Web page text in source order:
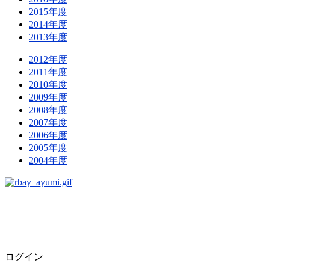
2015年度
2014年度
2013年度
2012年度
2011年度
2010年度
2009年度
2008年度
2007年度
2006年度
2005年度
2004年度
ログイン